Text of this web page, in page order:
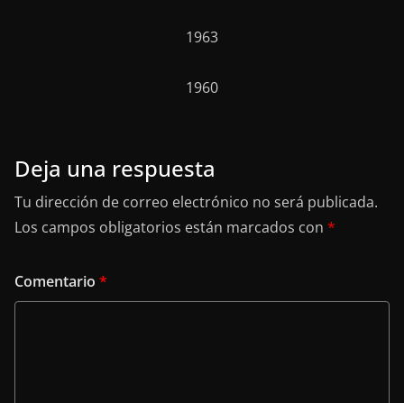
1963
1960
Deja una respuesta
Tu dirección de correo electrónico no será publicada.
Los campos obligatorios están marcados con *
Comentario *